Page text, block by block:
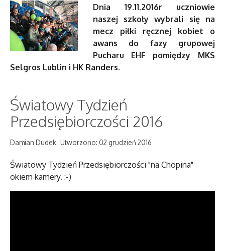
Dnia 19.11.2016r uczniowie
naszej szkoły wybrali się na
mecz piłki ręcznej kobiet o
awans do fazy grupowej
Pucharu EHF pomiędzy MKS
Selgros Lublin i HK Randers.
Światowy Tydzień
Przedsiębiorczości 2016
Damian Dudek Utworzono: 02 grudzień 2016
Światowy Tydzień Przedsiębiorczości "na Chopina"
okiem kamery. :-)